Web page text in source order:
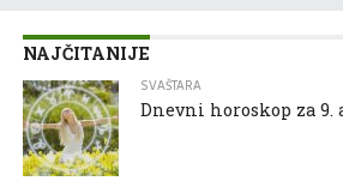
NAJČITANIJE
SVAŠTARA
Dnevni horoskop za 9.